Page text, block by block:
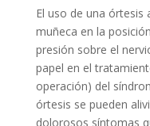
El uso de una órtesis
muñeca en la
presión sobre el
papel en el
operación) del
órtesis se pueden
dolorosos síntomas